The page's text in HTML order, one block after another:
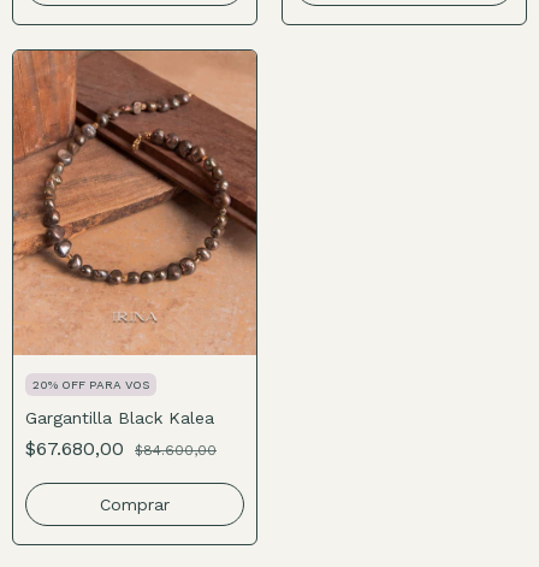
20% OFF PARA VOS
Gargantilla Black Kalea
$67.680,00 $84.600,00
Comprar